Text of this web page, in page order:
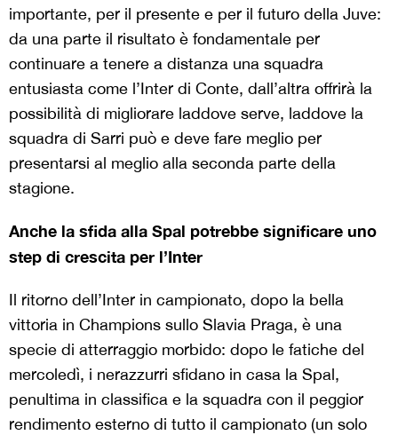
importante, per il presente e per il futuro della Juve:
da una parte il risultato è fondamentale per
continuare a tenere a distanza una squadra
entusiasta come l’Inter di Conte, dall’altra offrirà la
possibilità di migliorare laddove serve, laddove la
squadra di Sarri può e deve fare meglio per
presentarsi al meglio alla seconda parte della
stagione.
Anche la sfida alla Spal potrebbe significare uno
step di crescita per l’Inter
Il ritorno dell’Inter in campionato, dopo la bella
vittoria in Champions sullo Slavia Praga, è una
specie di atterraggio morbido: dopo le fatiche del
mercoledì, i nerazzurri sfidano in casa la Spal,
penultima in classifica e la squadra con il peggior
rendimento esterno di tutto il campionato (un solo